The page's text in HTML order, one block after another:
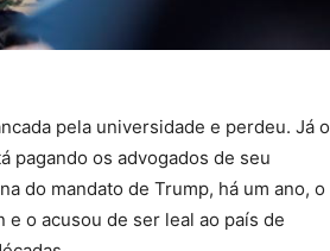
pela universidade e perdeu. Já o
pagando os advogados de seu
do mandato de Trump, há um ano, o
o acusou de ser leal ao país de